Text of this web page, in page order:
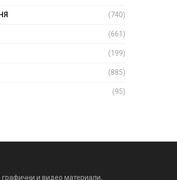
(740)
(661)
(199)
(885)
(95)
графични и видео материали,